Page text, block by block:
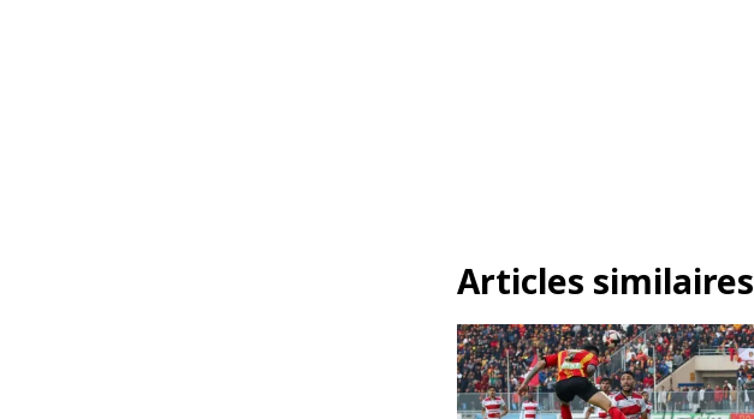
Articles similaires